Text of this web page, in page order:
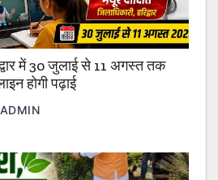
में 30 जुलाई से 11 अगस्त तक
होगी पढ़ाई
ADMIN